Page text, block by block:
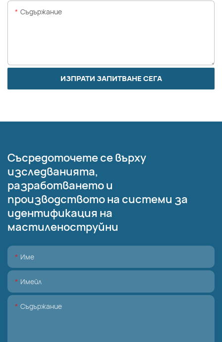
Съдържание
ИЗПРАТИ ЗАПИТВАНЕ СЕГА
Съсредоточете се върху
изследванията,
разработването и
производството на системи за
идентификация на
мастиленоструйни
Име
Имейл
Съдържание